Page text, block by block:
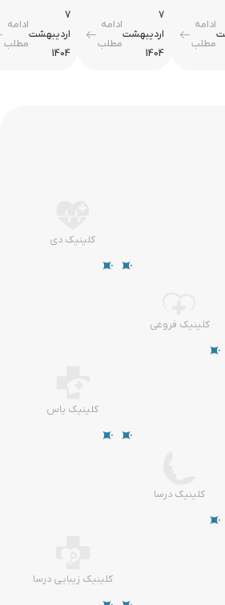
ادامه
مطلب
7
اردیبهشت
1404
ادامه
مطلب
7
اردیبهشت
1404
ادامه
مطلب
کلینیک دی
کلینیک فروغی
کلینیک یاس
کلینیک درسا
کلینیک زیبایی درسا